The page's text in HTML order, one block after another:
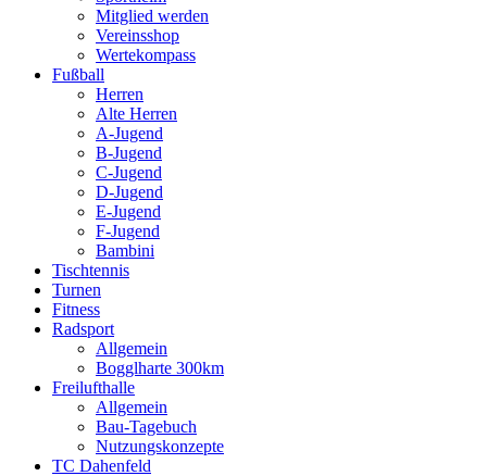
Mitglied werden
Vereinsshop
Wertekompass
Fußball
Herren
Alte Herren
A-Jugend
B-Jugend
C-Jugend
D-Jugend
E-Jugend
F-Jugend
Bambini
Tischtennis
Turnen
Fitness
Radsport
Allgemein
Bogglharte 300km
Freilufthalle
Allgemein
Bau-Tagebuch
Nutzungskonzepte
TC Dahenfeld